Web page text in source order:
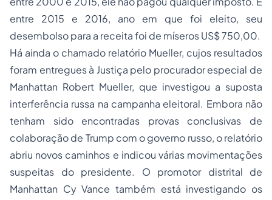
entre 2015 e 2016, ano em que foi eleito, seu
desembolso para a receita foi de míseros US$ 750,00.
Há ainda o chamado relatório Mueller, cujos resultados
foram entregues à Justiça pelo procurador especial de
Manhattan Robert Mueller, que investigou a suposta
interferência russa na campanha eleitoral. Embora não
tenham sido encontradas provas conclusivas de
colaboração de Trump com o governo russo, o relatório
abriu novos caminhos e indicou várias movimentações
suspeitas do presidente. O promotor distrital de
Manhattan Cy Vance também está investigando os